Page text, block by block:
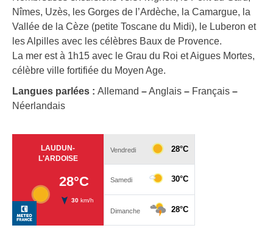
Nîmes, Uzès, les Gorges de l’Ardèche, la Camargue, la
Vallée de la Cèze (petite Toscane du Midi), le Luberon et
les Alpilles avec les célèbres Baux de Provence.
La mer est à 1h15 avec le Grau du Roi et Aigues Mortes,
célèbre ville fortifiée du Moyen Age.
Langues parlées : Allemand –Anglais – Français –
Néerlandais